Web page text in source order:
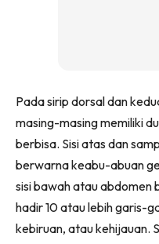
Pada sirip dorsal dan
masing-masing memiliki
berbisa. Sisi atas dan
berwarna keabu-abuan
sisi bawah atau abdomen
hadir 10 atau lebih garis-
kebiruan, atau kehijauan.